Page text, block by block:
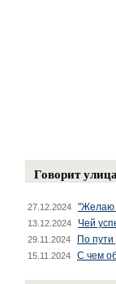
Говорит
27.12.2024 "Желаю
13.12.2024 Чей
29.11.2024 По
15.11.2024 С чем